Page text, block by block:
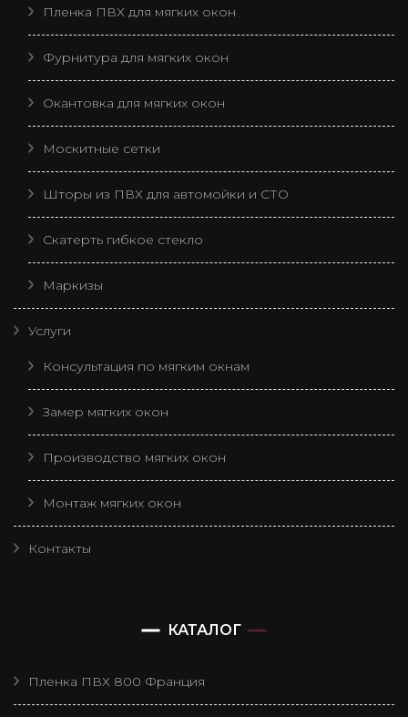
Пленка ПВХ для мягких окон
Фурнитура для мягких окон
Окантовка для мягких окон
Москитные сетки
Шторы из ПВХ для автомойки и СТО
Скатерть гибкое стекло
Маркизы
Услуги
Консультация по мягким окнам
Замер мягких окон
Производство мягких окон
Монтаж мягких окон
Контакты
КАТАЛОГ
Пленка ПВХ 800 Франция